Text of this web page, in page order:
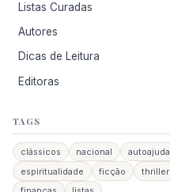
Listas Curadas
Autores
Dicas de Leitura
Editoras
TAGS
clássicos nacional
autoajuda
espiritualidade
ficção
thriller